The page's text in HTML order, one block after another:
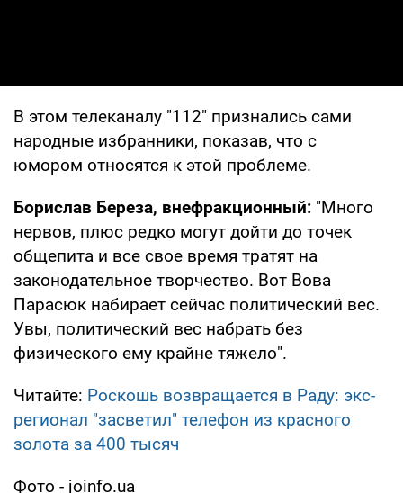
В этом телеканалу "112" признались сами
народные избранники, показав, что с
юмором относятся к этой проблеме.
Борислав Береза, внефракционный: "Много
нервов, плюс редко могут дойти до точек
общепита и все свое время тратят на
законодательное творчество. Вот Вова
Парасюк набирает сейчас политический вес.
Увы, политический вес набрать без
физического ему крайне тяжело".
Читайте: Роскошь возвращается в Раду: экс-
регионал "засветил" телефон из красного
золота за 400 тысяч
Фото - joinfo.ua